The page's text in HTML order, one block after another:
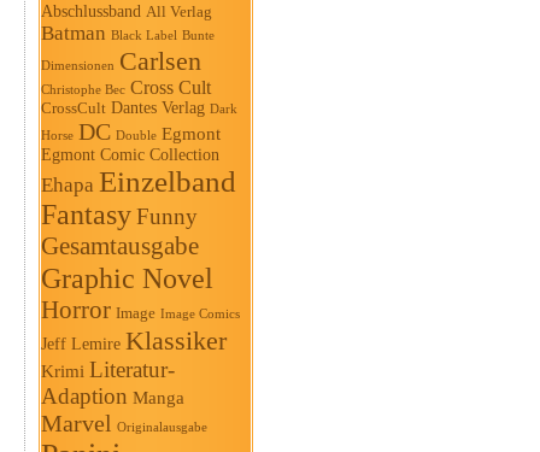
Abschlussband All Verlag
Batman Black Label Bunte
Dimensionen Carlsen
Christophe Bec Cross Cult
CrossCult Dantes Verlag Dark
Horse DC Double Egmont
Egmont Comic Collection
Ehapa Einzelband
FantasyFunny
Gesamtausgabe
Graphic Novel
Horror Image Image Comics
Jeff Lemire Klassiker
Krimi Literatur-
Adaption Manga
Marvel Originalausgabe